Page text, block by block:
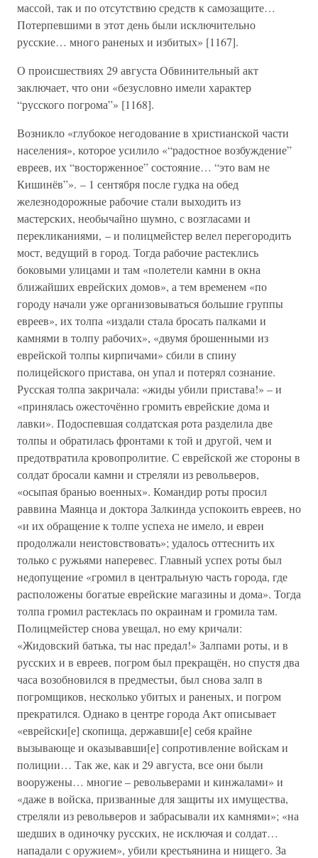
массой, так и по отсутствию средств к самозащите…
Потерпевшими в этот день были исключительно
русские… много раненых и избитых» [1167].
О происшествиях 29 августа Обвинительный акт
заключает, что они «безусловно имели характер
“русского погрома”» [1168].
Возникло «глубокое негодование в христианской части
населения», которое усилило «“радостное возбуждение”
евреев, их “восторженное” состояние… “это вам не
Кишинёв”». – 1 сентября после гудка на обед
железнодорожные рабочие стали выходить из
мастерских, необычайно шумно, с возгласами и
перекликаниями, – и полицмейстер велел перегородить
мост, ведущий в город. Тогда рабочие растеклись
боковыми улицами и там «полетели камни в окна
ближайших еврейских домов», а тем временем «по
городу начали уже организовываться большие группы
евреев», их толпа «издали стала бросать палками и
камнями в толпу рабочих», «двумя брошенными из
еврейской толпы кирпичами» сбили в спину
полицейского пристава, он упал и потерял сознание.
Русская толпа закричала: «жиды убили пристава!» – и
«принялась ожесточённо громить еврейские дома и
лавки». Подоспевшая солдатская рота разделила две
толпы и обратилась фронтами к той и другой, чем и
предотвратила кровопролитие. С еврейской же стороны в
солдат бросали камни и стреляли из револьверов,
«осыпая бранью военных». Командир роты просил
раввина Маянца и доктора Залкинда успокоить евреев, но
«и их обращение к толпе успеха не имело, и евреи
продолжали неистовствовать»; удалось оттеснить их
только с ружьями наперевес. Главный успех роты был
недопущение «громил в центральную часть города, где
расположены богатые еврейские магазины и дома». Тогда
толпа громил растеклась по окраинам и громила там.
Полицмейстер снова увещал, но ему кричали:
«Жидовский батька, ты нас предал!» Залпами роты, и в
русских и в евреев, погром был прекращён, но спустя два
часа возобновился в предместьи, был снова залп в
погромщиков, несколько убитых и раненых, и погром
прекратился. Однако в центре города Акт описывает
«еврейски[е] скопища, державши[е] себя крайне
вызывающе и оказывавши[е] сопротивление войскам и
полиции… Так же, как и 29 августа, все они были
вооружены… многие – револьверами и кинжалами» и
«даже в войска, призванные для защиты их имущества,
стреляли из револьверов и забрасывали их камнями»; «на
шедших в одиночку русских, не исключая и солдат…
нападали с оружием», убили крестьянина и нищего. За